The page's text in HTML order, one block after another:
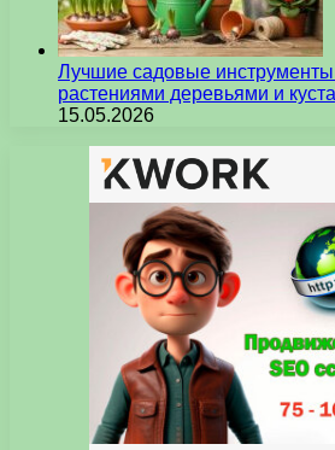
Лучшие садовые инструменты
растениями деревьями и
15.05.2026